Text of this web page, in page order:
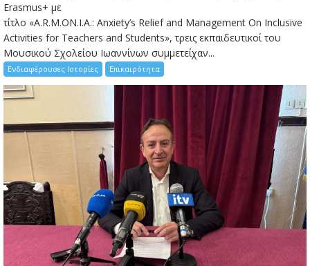
Erasmus+ με
τίτλο «A.R.M.ON.I.A.: Anxiety’s Relief and Management On Inclusive
Activities for Teachers and Students», τρεις εκπαιδευτικοί του
Μουσικού Σχολείου Ιωαννίνων συμμετείχαν...
Ενδιαφέρουσες Ιστορίες Επικαιρότητα